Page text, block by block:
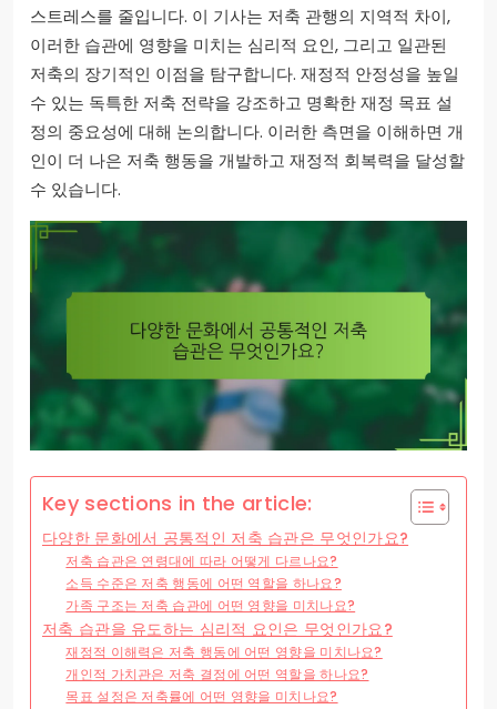
스트레스를 줄입니다. 이 기사는 저축 관행의 지역적 차이,
이러한 습관에 영향을 미치는 심리적 요인, 그리고 일관된
저축의 장기적인 이점을 탐구합니다. 재정적 안정성을 높일
수 있는 독특한 저축 전략을 강조하고 명확한 재정 목표 설
정의 중요성에 대해 논의합니다. 이러한 측면을 이해하면 개
인이 더 나은 저축 행동을 개발하고 재정적 회복력을 달성할
수 있습니다.
Key sections in the article:
다양한 문화에서 공통적인 저축 습관은 무엇인가요?
저축 습관은 연령대에 따라 어떻게 다르나요?
소득 수준은 저축 행동에 어떤 역할을 하나요?
가족 구조는 저축 습관에 어떤 영향을 미치나요?
저축 습관을 유도하는 심리적 요인은 무엇인가요?
재정적 이해력은 저축 행동에 어떤 영향을 미치나요?
개인적 가치관은 저축 결정에 어떤 역할을 하나요?
목표 설정은 저축률에 어떤 영향을 미치나요?